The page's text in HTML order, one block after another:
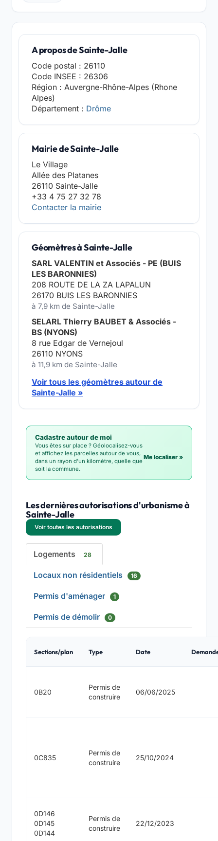
A propos de Sainte-Jalle
Code postal : 26110
Code INSEE : 26306
Région : Auvergne-Rhône-Alpes (Rhone
Alpes)
Département : Drôme
Mairie de Sainte-Jalle
Le Village
Allée des Platanes
26110 Sainte-Jalle
+33 4 75 27 32 78
Contacter la mairie
Géomètres à Sainte-Jalle
SARL VALENTIN et Associés - PE (BUIS
LES BARONNIES)
208 ROUTE DE LA ZA LAPALUN
26170 BUIS LES BARONNIES
à 7,9 km de Sainte-Jalle
SELARL Thierry BAUBET & Associés -
BS (NYONS)
8 rue Edgar de Vernejoul
26110 NYONS
à 11,9 km de Sainte-Jalle
Voir tous les géomètres autour de
Sainte-Jalle »
Cadastre autour de moi
Vous êtes sur place ? Géolocalisez-vous
et affichez les parcelles autour de vous,
dans un rayon d'un kilomètre, quelle que
soit la commune.
Me localiser »
Les dernières autorisations d'urbanisme à
Sainte-Jalle
Voir toutes les autorisations
Logements 28
Locaux non résidentiels 16
Permis d'aménager 1
Permis de démolir 0
Sections/plan Type Date
0B20
Permis de
construire
06/06/2025
0C835
Permis de
construire
25/10/2024
0D146
0D145
0D144
Permis de
construire
22/12/2023